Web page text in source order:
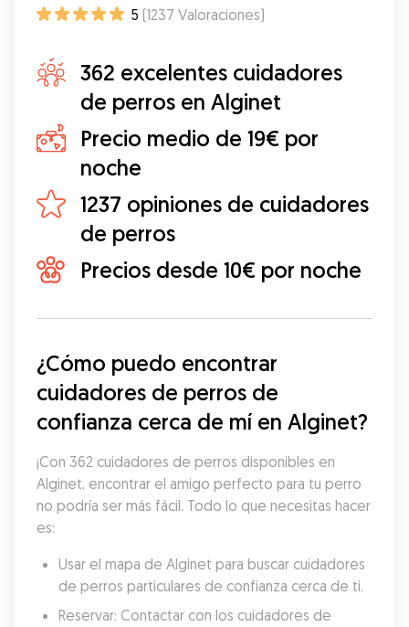
5 (1237 Valoraciones)
362 excelentes cuidadores
de perros en Alginet
Precio medio de 19€ por
noche
1237 opiniones de cuidadores
de perros
Precios desde 10€ por noche
¿Cómo puedo encontrar
cuidadores de perros de
confianza cerca de mí en Alginet?
¡Con 362 cuidadores de perros disponibles en
Alginet, encontrar el amigo perfecto para tu perro
no podría ser más fácil. Todo lo que necesitas hacer
es:
Usar el mapa de Alginet para buscar cuidadores
de perros particulares de confianza cerca de ti.
Reservar: Contactar con los cuidadores de